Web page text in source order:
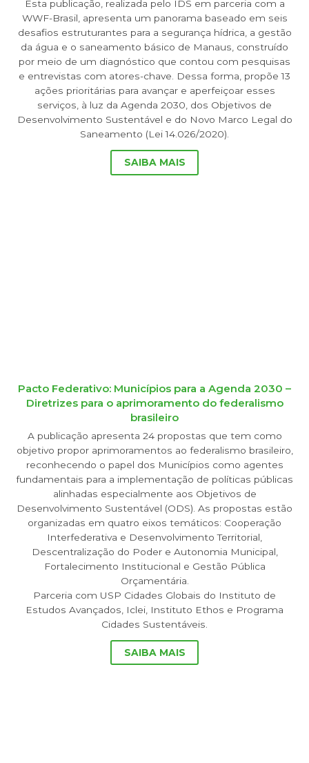
Esta publicação, realizada pelo IDS em parceria com a
WWF-Brasil, apresenta um panorama baseado em seis
desafios estruturantes para a segurança hídrica, a gestão
da água e o saneamento básico de Manaus, construído
por meio de um diagnóstico que contou com pesquisas
e entrevistas com atores-chave. Dessa forma, propõe 13
ações prioritárias para avançar e aperfeiçoar esses
serviços, à luz da Agenda 2030, dos Objetivos de
Desenvolvimento Sustentável e do Novo Marco Legal do
Saneamento (Lei 14.026/2020).
SAIBA MAIS
Pacto Federativo: Municípios para a Agenda 2030 –
Diretrizes para o aprimoramento do federalismo
brasileiro
A publicação apresenta 24 propostas que tem como
objetivo propor aprimoramentos ao federalismo brasileiro,
reconhecendo o papel dos Municípios como agentes
fundamentais para a implementação de políticas públicas
alinhadas especialmente aos Objetivos de
Desenvolvimento Sustentável (ODS). As propostas estão
organizadas em quatro eixos temáticos: Cooperação
Interfederativa e Desenvolvimento Territorial,
Descentralização do Poder e Autonomia Municipal,
Fortalecimento Institucional e Gestão Pública
Orçamentária.
Parceria com USP Cidades Globais do Instituto de
Estudos Avançados, Iclei, Instituto Ethos e Programa
Cidades Sustentáveis.
SAIBA MAIS